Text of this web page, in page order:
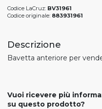
Codice LaCruz: BV31961
Codice originale: 883931961
Descrizione
Bavetta anteriore per
Vuoi ricevere più
su questo prodotto?